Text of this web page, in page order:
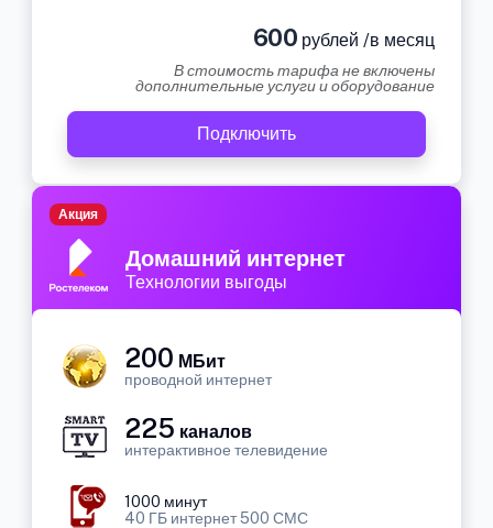
600 рублей /в месяц
В стоимость тарифа не включены
дополнительные услуги и оборудование
Подключить
Домашний интернет
Технологии выгоды
Акция
200 МБит
проводной интернет
225 каналов
интерактивное телевидение
1000 минут
40 ГБ интернет 500 СМС